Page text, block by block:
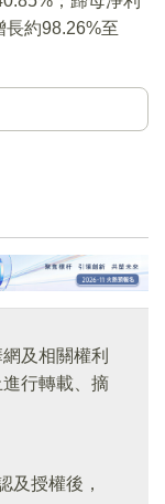
長約98.26%至
及相關權利
行轉載、摘
及授權後，